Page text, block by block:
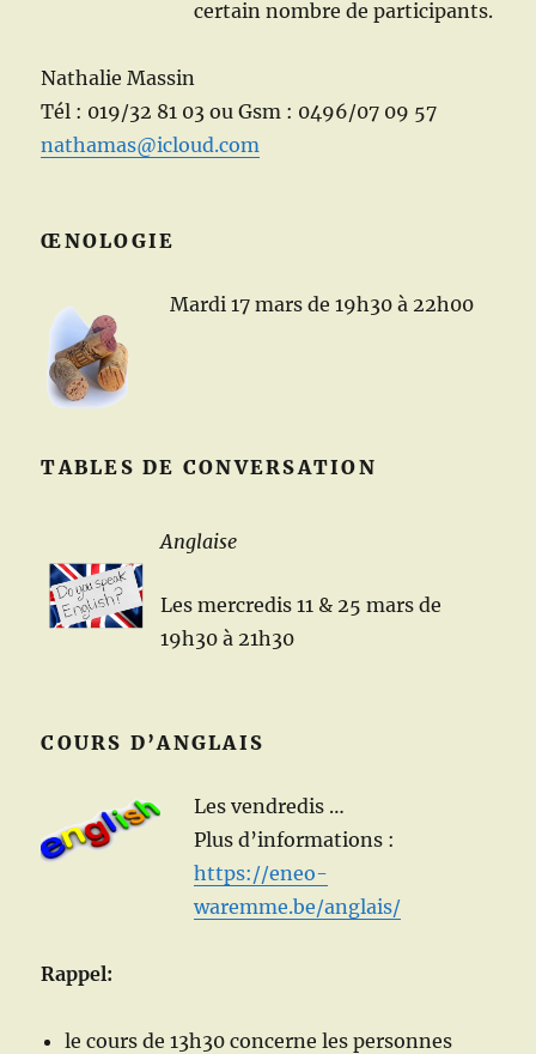
certain nombre de participants.
Nathalie Massin
Tél : 019/32 81 03 ou Gsm : 0496/07 09 57
nathamas@icloud.com
ŒNOLOGIE
Mardi 17 mars de 19h30 à 22h00
TABLES DE CONVERSATION
Anglaise
Les mercredis 11 & 25 mars de
19h30 à 21h30
COURS D’ANGLAIS
Les vendredis …
Plus d’informations :
https://eneo-
waremme.be/anglais/
Rappel:
le cours de 13h30 concerne les personnes